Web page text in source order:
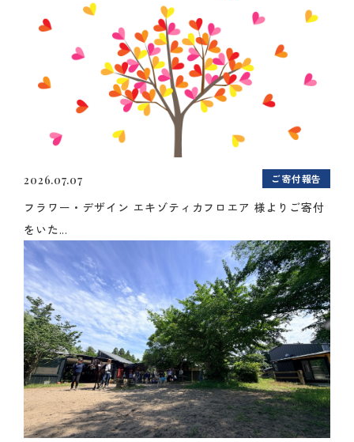
2026.07.07 ご寄付報告
フラワー・デザイン エキゾティカフロエア 様よりご寄付
をいた...